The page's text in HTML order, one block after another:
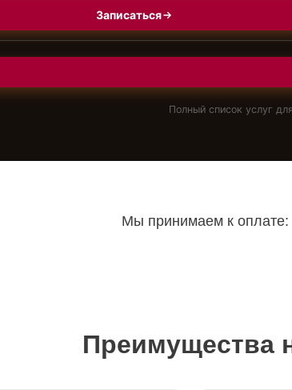
Записаться
Полный список услуг
Мы принимаем к оплате:
Преимущества